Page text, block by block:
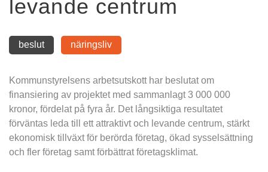
levande centrum
beslut näringsliv
Kommunstyrelsens arbetsutskott har beslutat om
finansiering av projektet med sammanlagt 3 000 000
kronor, fördelat på fyra år. Det långsiktiga resultatet
förväntas leda till ett attraktivt och levande centrum, stärkt
ekonomisk tillväxt för berörda företag, ökad sysselsättning
och fler företag samt förbättrat företagsklimat.